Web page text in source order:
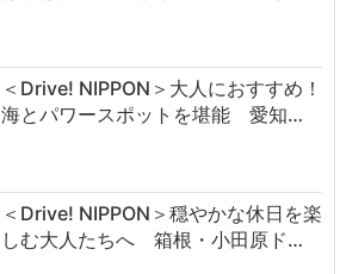
＜Drive! NIPPON＞大人におすすめ！
海とパワースポットを堪能 愛知…
＜Drive! NIPPON＞穏やかな休日を楽
しむ大人たちへ 箱根・小田原ド…